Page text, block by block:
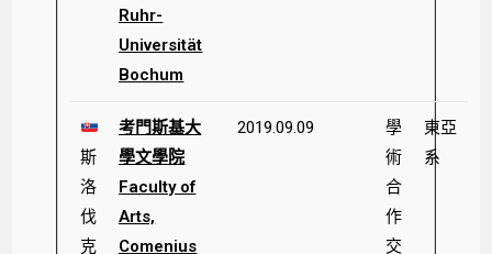
Ruhr-
Universität
Bochum
斯
洛
伐
克
考門斯基大
學文學院
Faculty of
Arts,
Comenius
2019.09.09
學
術
合
作
交
東亞
系